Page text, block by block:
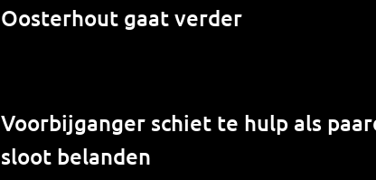
Oosterhout gaat verder
Voorbijganger schiet te hulp als
sloot belanden